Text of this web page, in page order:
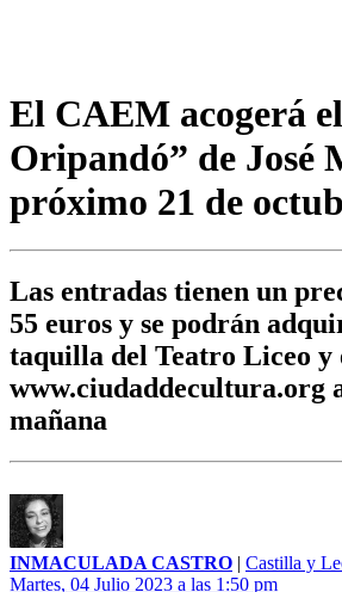
El CAEM acogerá
Oripandó” de José
próximo 21 de
Las entradas tienen un
55 euros y se podrán
taquilla del Teatro Liceo y
www.ciudaddecultura.org
mañana
INMACULADA CASTRO | Castilla y
Martes, 04 Julio 2023 a las 1:50 pm